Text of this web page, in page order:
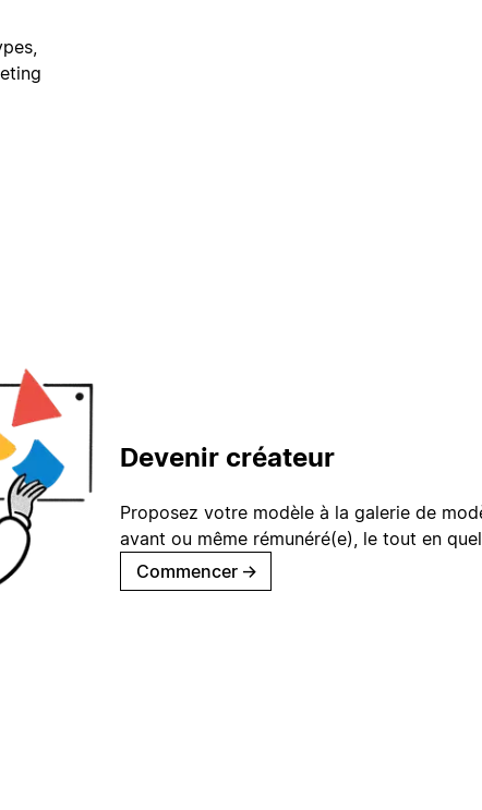
Devenir créateur
Proposez votre modèle à la galerie de
avant ou même rémunéré(e), le tout en
Commencer →